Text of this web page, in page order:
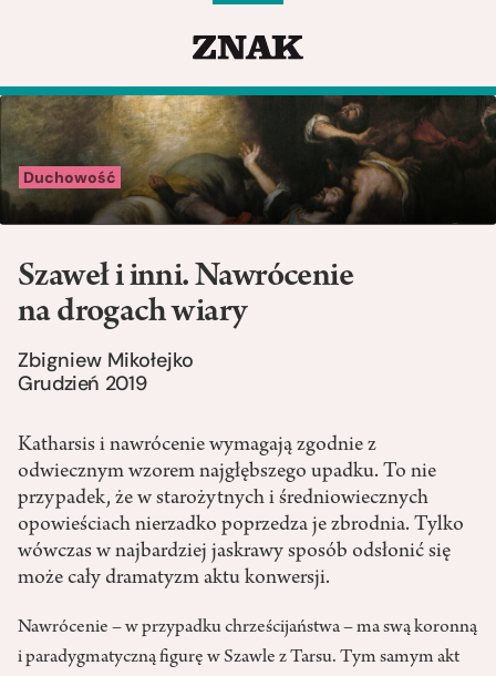
Duchowość
Szaweł i inni. Nawrócenie
na drogach wiary
Zbigniew Mikołejko
Grudzień 2019
Katharsis i nawrócenie wymagają zgodnie z
odwiecznym wzorem najgłębszego upadku. To nie
przypadek, że w starożytnych i średniowiecznych
opowieściach nierzadko poprzedza je zbrodnia. Tylko
wówczas w najbardziej jaskrawy sposób odsłonić się
może cały dramatyzm aktu konwersji.
Nawrócenie – w przypadku chrześcijaństwa – ma swą koronną
i paradygmatyczną figurę w Szawle z Tarsu. Tym samym akt